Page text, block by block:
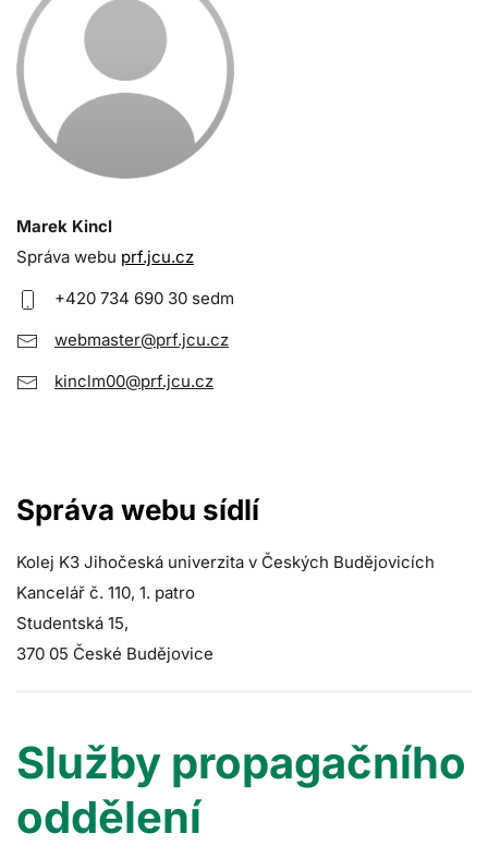
Marek Kincl
Správa webu prf.jcu.cz
+420 734 690 30 sedm
webmaster@prf.jcu.cz
kinclm00@prf.jcu.cz
Správa webu sídlí
Kolej K3 Jihočeská univerzita v Českých Budějovicích
Kancelář č. 110, 1. patro
Studentská 15,
370 05 České Budějovice
Služby propagačního
oddělení